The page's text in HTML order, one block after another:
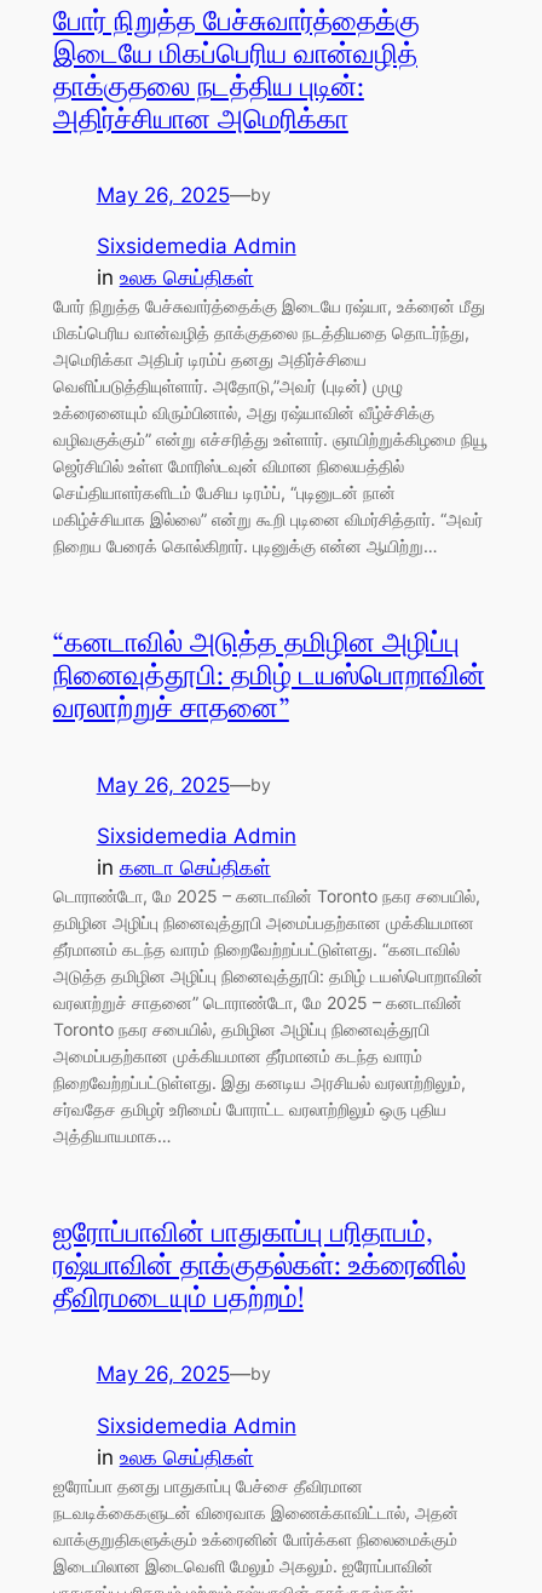
போர் நிறுத்த பேச்சுவார்த்தைக்கு
இடையே மிகப்பெரிய வான்வழித்
தாக்குதலை நடத்திய புடின்:
அதிர்ச்சியான அமெரிக்கா
May 26, 2025—by
Sixsidemedia Admin
in உலக செய்திகள்
போர் நிறுத்த பேச்சுவார்த்தைக்கு இடையே ரஷ்யா, உக்ரைன் மீது
மிகப்பெரிய வான்வழித் தாக்குதலை நடத்தியதை தொடர்ந்து,
அமெரிக்கா அதிபர் டிரம்ப் தனது அதிர்ச்சியை
வெளிப்படுத்தியுள்ளார். அதோடு,”அவர் (புடின்) முழு
உக்ரைனையும் விரும்பினால், அது ரஷ்யாவின் வீழ்ச்சிக்கு
வழிவகுக்கும்” என்று எச்சரித்து உள்ளார். ஞாயிற்றுக்கிழமை நியூ
ஜெர்சியில் உள்ள மோரிஸ்டவுன் விமான நிலையத்தில்
செய்தியாளர்களிடம் பேசிய டிரம்ப், “புடினுடன் நான்
மகிழ்ச்சியாக இல்லை” என்று கூறி புடினை விமர்சித்தார். “அவர்
நிறைய பேரைக் கொல்கிறார். புடினுக்கு என்ன ஆயிற்று…
“கனடாவில் அடுத்த தமிழின அழிப்பு
நினைவுத்தூபி: தமிழ் டயஸ்பொறாவின்
வரலாற்றுச் சாதனை”
May 26, 2025—by
Sixsidemedia Admin
in கனடா செய்திகள்
டொராண்டோ, மே 2025 – கனடாவின் Toronto நகர சபையில்,
தமிழின அழிப்பு நினைவுத்தூபி அமைப்பதற்கான முக்கியமான
தீர்மானம் கடந்த வாரம் நிறைவேற்றப்பட்டுள்ளது. “கனடாவில்
அடுத்த தமிழின அழிப்பு நினைவுத்தூபி: தமிழ் டயஸ்பொறாவின்
வரலாற்றுச் சாதனை” டொராண்டோ, மே 2025 – கனடாவின்
Toronto நகர சபையில், தமிழின அழிப்பு நினைவுத்தூபி
அமைப்பதற்கான முக்கியமான தீர்மானம் கடந்த வாரம்
நிறைவேற்றப்பட்டுள்ளது. இது கனடிய அரசியல் வரலாற்றிலும்,
சர்வதேச தமிழர் உரிமைப் போராட்ட வரலாற்றிலும் ஒரு புதிய
அத்தியாயமாக…
ஐரோப்பாவின் பாதுகாப்பு பரிதாபம்,
ரஷ்யாவின் தாக்குதல்கள்: உக்ரைனில்
தீவிரமடையும் பதற்றம்!
May 26, 2025—by
Sixsidemedia Admin
in உலக செய்திகள்
ஐரோப்பா தனது பாதுகாப்பு பேச்சை தீவிரமான
நடவடிக்கைகளுடன் விரைவாக இணைக்காவிட்டால், அதன்
வாக்குறுதிகளுக்கும் உக்ரைனின் போர்க்கள நிலைமைக்கும்
இடையிலான இடைவெளி மேலும் அகலும். ஐரோப்பாவின்